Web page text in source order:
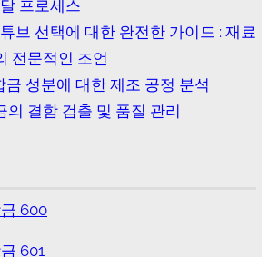
프로세스
브 선택에 대한 완전한 가이드 : 재료
전문적인 조언
성분에 대한 제조 공정 분석
의 결함 검출 및 품질 관리
600
601